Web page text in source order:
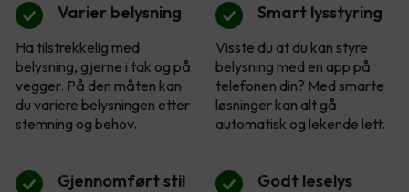
Varier belysning
Ha tilstrekkelig med
belysning, gjerne i tak og på
vegger. På den måten kan
du variere belysningen etter
stemning og behov.
Smart lysstyring
Visste du at du kan styre
belysning med en app på
telefonen din? Med smarte
løsninger kan alt gå
automatisk og lekende lett.
Gjennomført stil Godt leselys